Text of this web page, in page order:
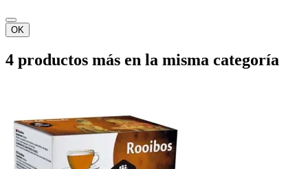
OK
4 productos más en la misma categoría